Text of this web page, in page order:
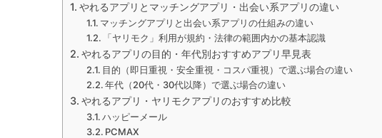
やれるアプリとマッチングアプリ・出会い系アプリの違い
マッチングアプリと出会い系アプリの仕組みの違い
「ヤリモク」利用が規約・法律の範囲内かの基本認識
やれるアプリの目的・年代別おすすめアプリ早見表
目的（即日重視・安全重視・コスパ重視）で選ぶ場合の違い
年代（20代・30代以降）で選ぶ場合の違い
やれるアプリ・ヤリモクアプリのおすすめ比較
ハッピーメール
PCMAX